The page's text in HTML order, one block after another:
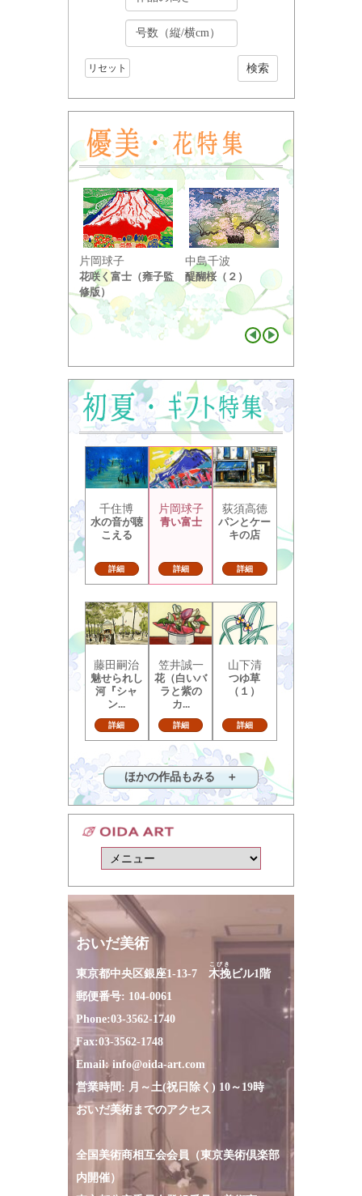
リセット
片岡球子
花咲く富士（雍子監
修版）
中島千波
醍醐桜（２）
り ...
千住博
水の音が聴
こえる
詳細
片岡球子
青い富士
詳細
荻須高徳
パンとケー
キの店
詳細
藤田嗣治
魅せられし
河『シャ
ン...
詳細
笠井誠一
花（白いバ
ラと紫の
カ...
詳細
山下清
つゆ草
（１）
詳細
ほかの作品もみる ＋
おいだ美術
東京都中央区銀座1-13-7 木挽
こびき
ビル1階
郵便番号: 104-0061
Phone:03-3562-1740
Fax:03-3562-1748
Email: info@oida-art.com
営業時間: 月～土(祝日除く) 10～19時
おいだ美術までのアクセス
全国美術商相互会会員（東京美術倶楽部
内開催）